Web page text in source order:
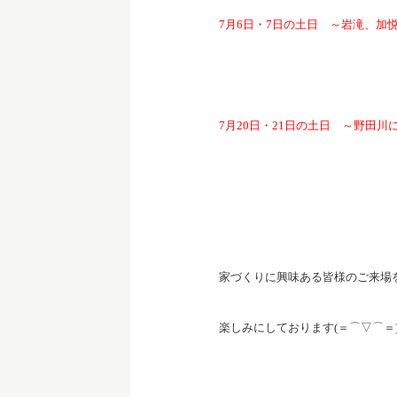
7月6日・7日の土日 ～岩滝、加
7月20日・21日の土日 ～野田川
家づくりに興味ある皆様のご来場
楽しみにしております(＝⌒▽⌒＝